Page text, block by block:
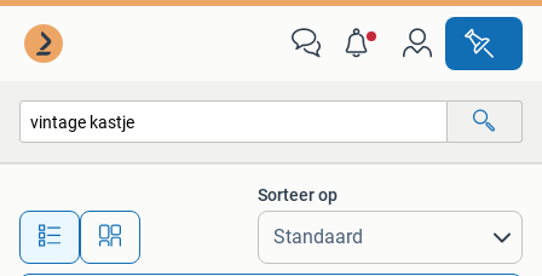
Alle afstanden…
Sorteer op